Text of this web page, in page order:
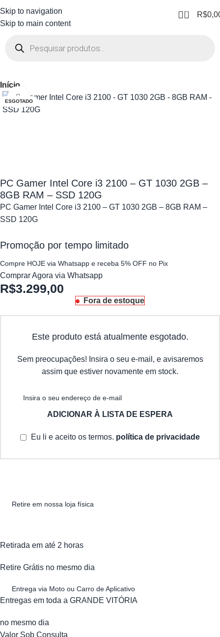
Skip to navigation
Skip to main content
0 R$
Início
ESGOTADO
Clique para ampliar
PC Gamer Intel Core i3 2100 – GT 1030 2GB –
8GB RAM – SSD 120G
PC Gamer Intel Core i3 2100 – GT 1030 2GB – 8GB RAM –
SSD 120G
Promoção por tempo limitado
Compre HOJE via Whatsapp e receba 5% OFF no Pix
Comprar Agora via Whatsapp
R$3.299,00
Fora de estoque
Este produto está atualmente esgotado.
Sem preocupações! Insira o seu e-mail, e avisaremos
assim que estiver novamente em stock.
ADICIONAR À LISTA DE ESPERA
Eu li e aceito os termos. política de privacidade
Retire em nossa loja física
Retirada em até 2 horas
Retire Grátis no mesmo dia
Entrega via Moto ou Carro de Aplicativo
Entregas em toda a GRANDE VITÓRIA
no mesmo dia
Valor Sob Consulta